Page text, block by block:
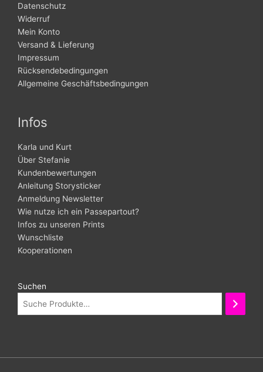
Datenschutz
Widerruf
Mein Konto
Versand & Lieferung
Impressum
Rücksendebedingungen
Allgemeine Geschäftsbedingungen
Infos
Karla und Kurt
Über Stefanie
Kundenbewertungen
Anleitung Storysticker
Anmeldung Newsletter
Wie nutze ich ein Passepartout?
Infos zu unseren Prints
Wunschliste
Kooperationen
Suchen